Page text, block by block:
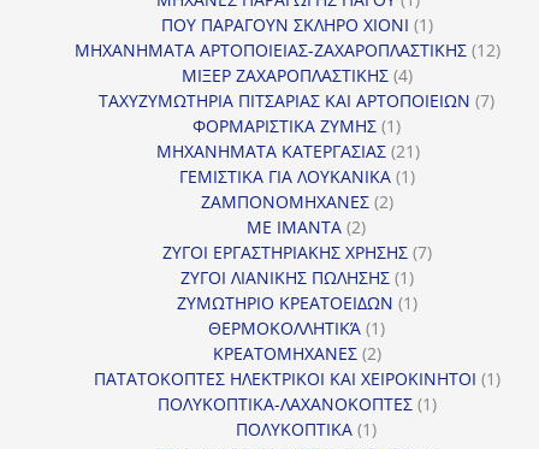
προϊόν
ΠΟΥ ΠΑΡΑΓΟΥΝ ΣΚΛΗΡΟ ΧΙΟΝΙ 11
προϊόν
ΜΗΧΑΝΗΜΑΤΑ ΑΡΤΟΠΟΙΕΙΑΣ-ΖΑΧΑΡΟΠΛΑΣΤΙΚΗΣ 1212
ΜΙΞΕΡ ΖΑΧΑΡΟΠΛΑΣΤΙΚΗΣ 44
προϊόντα
ΤΑΧΥΖΥΜΩΤΗΡΙΑ ΠΙΤΣΑΡΙΑΣ ΚΑΙ ΑΡΤΟΠΟΙΕΙΩΝ 77
ΦΟΡΜΑΡΙΣΤΙΚΑ ΖΥΜΗΣ 11
προϊόν
ΜΗΧΑΝΗΜΑΤΑ ΚΑΤΕΡΓΑΣΙΑΣ 2121
προϊόντα
ΓΕΜΙΣΤΙΚΑ ΓΙΑ ΛΟΥΚΑΝΙΚΑ 11
ΖΑΜΠΟΝΟΜΗΧΑΝΕΣ 22
ΜΕ ΙΜΑΝΤΑ 22
προϊόντα
ΖΥΓΟΙ ΕΡΓΑΣΤΗΡΙΑΚΗΣ ΧΡΗΣΗΣ 77
ΖΥΓΟΙ ΛΙΑΝΙΚΗΣ ΠΩΛΗΣΗΣ 11
προϊόν
ΖΥΜΩΤΗΡΙΟ ΚΡΕΑΤΟΕΙΔΩΝ 11
ΘΕΡΜΟΚΟΛΛΗΤΙΚΆ 11
προϊόν
ΚΡΕΑΤΟΜΗΧΑΝΕΣ 22
προϊόντα
ΠΑΤΑΤΟΚΟΠΤΕΣ ΗΛΕΚΤΡΙΚΟΙ ΚΑΙ ΧΕΙΡΟΚΙΝΗΤΟΙ 11
ΠΟΛΥΚΟΠΤΙΚΑ-ΛΑΧΑΝΟΚΟΠΤΕΣ 11
ΠΟΛΥΚΟΠΤΙΚΑ 11